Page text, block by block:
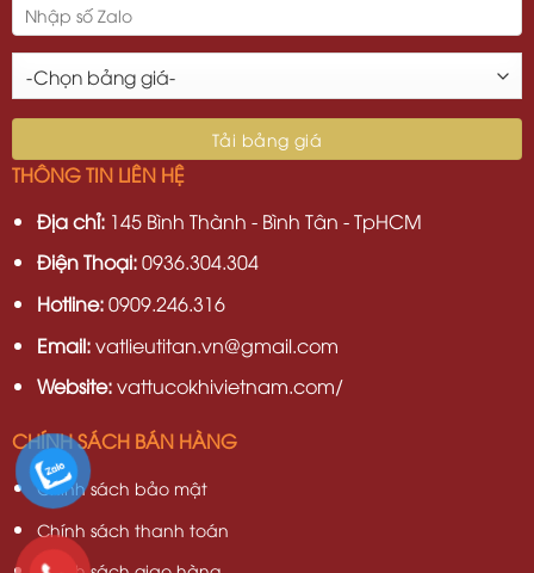
THÔNG TIN LIÊN HỆ
Địa chỉ:145 Bình Thành - Bình Tân - TpHCM
Điện Thoại:0936.304.304
Hotline:0909.246.316
Email:vatlieutitan.vn@gmail.com
Website:vattucokhivietnam.com/
CHÍNH SÁCH BÁN HÀNG
Chính sách bảo mật
Chính sách thanh toán